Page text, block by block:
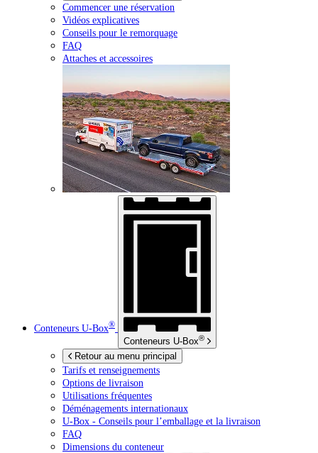
Commencer une réservation
Vidéos explicatives
Conseils pour le remorquage
FAQ
Attaches et accessoires
Conteneurs U-Box®
Conteneurs U-Box®
Retour au menu principal
Tarifs et renseignements
Options de livraison
Utilisations fréquentes
Déménagements internationaux
U-Box - Conseils pour l’emballage et la livraison
FAQ
Dimensions du conteneur